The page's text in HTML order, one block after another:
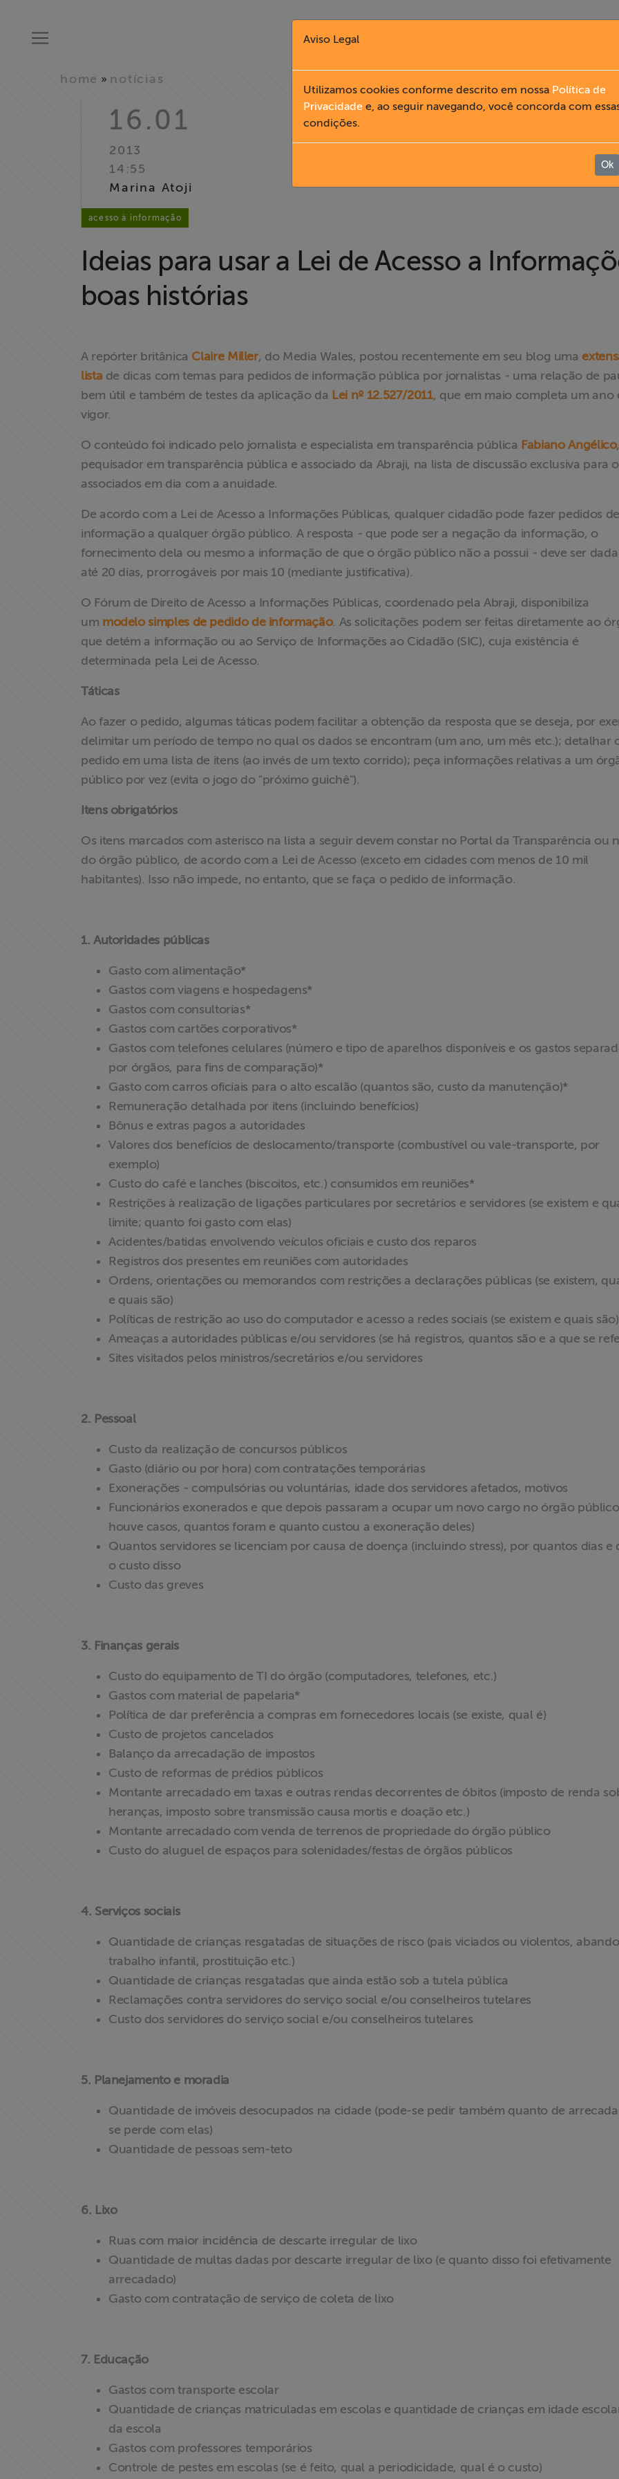
Proteção Legal
home » notícias
16.01
2013
14:55
Marina Atoji
acesso à informação
Ideias para usar a Lei de Acesso a
boas histórias
A repórter britânica Claire Miller, do Media Wales, postou recentemente em seu blog uma
lista de dicas com temas para pedidos de informação pública por jornalistas - uma relação de
bem útil e também de testes da aplicação da Lei nº 12.527/2011, que em maio completa um ano
vigor.
O conteúdo foi indicado pelo jornalista e especialista em transparência pública Fabiano Angélico
pequisador em transparência pública e associado da Abraji, na lista de discussão exclusiva para
associados em dia com a anuidade.
De acordo com a Lei de Acesso a Informações Públicas, qualquer cidadão pode fazer pedidos de
informação a qualquer órgão público. A resposta - que pode ser a negação da informação, o
fornecimento dela ou mesmo a informação de que o órgão público não a possui - deve ser
até 20 dias, prorrogáveis por mais 10 (mediante justificativa).
O Fórum de Direito de Acesso a Informações Públicas, coordenado pela Abraji, disponibiliza
um modelo simples de pedido de informação. As solicitações podem ser feitas diretamente ao
que detém a informação ou ao Serviço de Informações ao Cidadão (SIC), cuja existência é
determinada pela Lei de Acesso.
Táticas
Ao fazer o pedido, algumas táticas podem facilitar a obtenção da resposta que se deseja, por
delimitar um período de tempo no qual os dados se encontram (um ano, um mês etc.); detalhar
pedido em uma lista de itens (ao invés de um texto corrido); peça informações relativas a um
público por vez (evita o jogo do "próximo guichê").
Itens obrigatórios
Os itens marcados com asterisco na lista a seguir devem constar no Portal da Transparência ou
do órgão público, de acordo com a Lei de Acesso (exceto em cidades com menos de 10 mil
habitantes). Isso não impede, no entanto, que se faça o pedido de informação.
1. Autoridades públicas
Gasto com alimentação*
Gastos com viagens e hospedagens*
Gastos com consultorias*
Gastos com cartões corporativos*
Gastos com telefones celulares (número e tipo de aparelhos disponíveis e os gastos
por órgãos, para fins de comparação)*
Gasto com carros oficiais para o alto escalão (quantos são, custo da manutenção)*
Remuneração detalhada por itens (incluindo benefícios)
Bônus e extras pagos a autoridades
Valores dos benefícios de deslocamento/transporte (combustível ou vale-transporte, por
exemplo)
Custo do café e lanches (biscoitos, etc.) consumidos em reuniões*
Restrições à realização de ligações particulares por secretários e servidores (se existem e
limite; quanto foi gasto com elas)
Acidentes/batidas envolvendo veículos oficiais e custo dos reparos
Registros dos presentes em reuniões com autoridades
Ordens, orientações ou memorandos com restrições a declarações públicas (se existem,
e quais são)
Políticas de restrição ao uso do computador e acesso a redes sociais (se existem e quais são)
Ameaças a autoridades públicas e/ou servidores (se há registros, quantos são e a que se
Sites visitados pelos ministros/secretários e/ou servidores
2. Pessoal
Custo da realização de concursos públicos
Gasto (diário ou por hora) com contratações temporárias
Exonerações - compulsórias ou voluntárias, idade dos servidores afetados, motivos
Funcionários exonerados e que depois passaram a ocupar um novo cargo no órgão
houve casos, quantos foram e quanto custou a exoneração deles)
Quantos servidores se licenciam por causa de doença (incluindo stress), por quantos dias e
o custo disso
Custo das greves
3. Finanças gerais
Custo do equipamento de TI do órgão (computadores, telefones, etc.)
Gastos com material de papelaria*
Política de dar preferência a compras em fornecedores locais (se existe, qual é)
Custo de projetos cancelados
Balanço da arrecadação de impostos
Custo de reformas de prédios públicos
Montante arrecadado em taxas e outras rendas decorrentes de óbitos (imposto de renda
heranças, imposto sobre transmissão causa mortis e doação etc.)
Montante arrecadado com venda de terrenos de propriedade do órgão público
Custo do aluguel de espaços para solenidades/festas de órgãos públicos
4. Serviços sociais
Quantidade de crianças resgatadas de situações de risco (pais viciados ou violentos,
trabalho infantil, prostituição etc.)
Quantidade de crianças resgatadas que ainda estão sob a tutela pública
Reclamações contra servidores do serviço social e/ou conselheiros tutelares
Custo dos servidores do serviço social e/ou conselheiros tutelares
5. Planejamento e moradia
Quantidade de imóveis desocupados na cidade (pode-se pedir também quanto de
se perde com elas)
Quantidade de pessoas sem-teto
6. Lixo
Ruas com maior incidência de descarte irregular de lixo
Quantidade de multas dadas por descarte irregular de lixo (e quanto disso foi efetivamente
arrecadado)
Gasto com contratação de serviço de coleta de lixo
7. Educação
Gastos com transporte escolar
Quantidade de crianças matriculadas em escolas e quantidade de crianças em idade
da escola
Gastos com professores temporários
Controle de pestes em escolas (se é feito, qual a periodicidade, qual é o custo)
Aviso Legal
Utilizamos cookies conforme descrito em nossa Política de
Privacidade e, ao seguir navegando, você concorda com
condições.
Ok